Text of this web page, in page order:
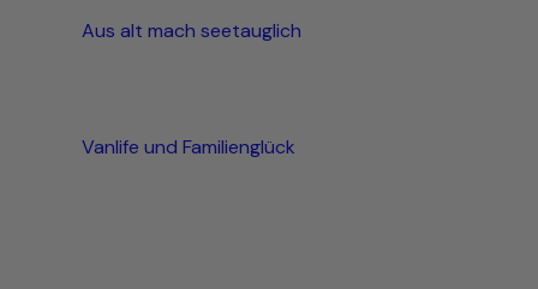
Aus alt mach seetauglich
Vanlife und Familienglück